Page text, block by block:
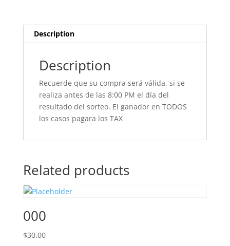
Description
Description
Recuerde que su compra será válida, si se
realiza antes de las 8:00 PM el día del
resultado del sorteo. El ganador en TODOS
los casos pagara los TAX
Related products
000
$30.00